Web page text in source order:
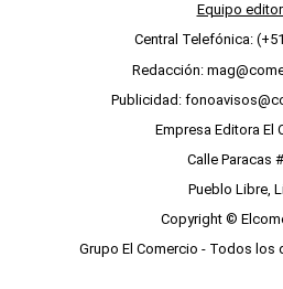
Equipo
Central Telefónica:
Redacción:
Publicidad:
Empresa Editora El
Calle Paracas
Pueblo Libre,
Copyright ©
Grupo El Comercio - Todos los